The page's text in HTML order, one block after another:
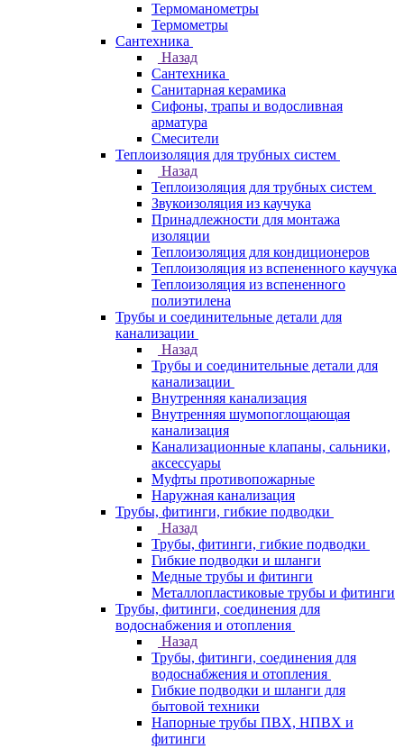
Термоманометры
Термометры
Сантехника
Назад
Сантехника
Санитарная керамика
Сифоны, трапы и водосливная
арматура
Смесители
Теплоизоляция для трубных систем
Назад
Теплоизоляция для трубных систем
Звукоизоляция из каучука
Принадлежности для монтажа
изоляции
Теплоизоляция для кондиционеров
Теплоизоляция из вспененного каучука
Теплоизоляция из вспененного
полиэтилена
Трубы и соединительные детали для
канализации
Назад
Трубы и соединительные детали для
канализации
Внутренняя канализация
Внутренняя шумопоглощающая
канализация
Канализационные клапаны, сальники,
аксессуары
Муфты противопожарные
Наружная канализация
Трубы, фитинги, гибкие подводки
Назад
Трубы, фитинги, гибкие подводки
Гибкие подводки и шланги
Медные трубы и фитинги
Металлопластиковые трубы и фитинги
Трубы, фитинги, соединения для
водоснабжения и отопления
Назад
Трубы, фитинги, соединения для
водоснабжения и отопления
Гибкие подводки и шланги для
бытовой техники
Напорные трубы ПВХ, НПВХ и
фитинги